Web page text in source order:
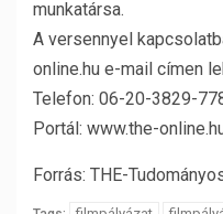
munkatársa.
A versennyel
online.hu e-mail címen
Telefon: 06-20-3829-
Portál: www.the-
Forrás: THE-